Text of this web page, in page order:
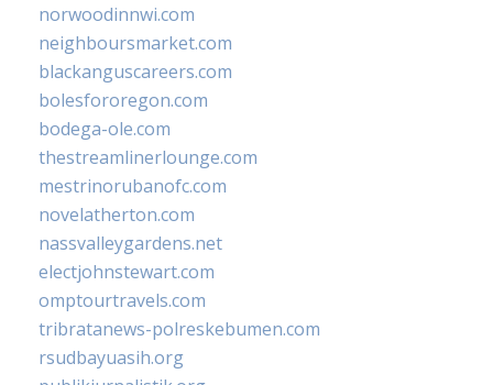
norwoodinnwi.com
neighboursmarket.com
blackanguscareers.com
bolesfororegon.com
bodega-ole.com
thestreamlinerlounge.com
mestrinorubanofc.com
novelatherton.com
nassvalleygardens.net
electjohnstewart.com
omptourtravels.com
tribratanews-polreskebumen.com
rsudbayuasih.org